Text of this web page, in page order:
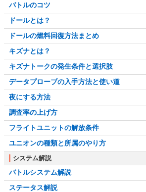
バトルのコツ
ドールとは？
ドールの燃料回復方法まとめ
キズナとは？
キズナトークの発生条件と選択肢
データプローブの入手方法と使い道
夜にする方法
調査率の上げ方
フライトユニットの解放条件
ユニオンの種類と所属のやり方
システム解説
バトルシステム解説
ステータス解説